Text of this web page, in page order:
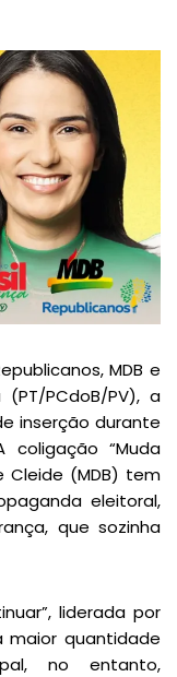
MDB e
PCdoB/PV), a
inserção durante
“Muda
Cleide (MDB) tem
eleitoral,
que sozinha
liderada por
maior quantidade
no entanto,